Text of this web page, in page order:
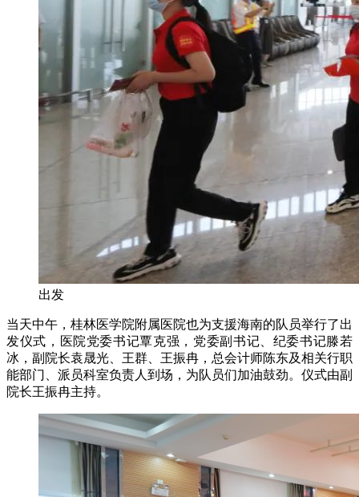
出发
当天中午，桂林医学院附属医院也为支援海南的队员举行了出
发仪式，医院党委书记覃克强，党委副书记、纪委书记滕若
冰，副院长袁晟光、王群、王振冉，总会计师陈东及相关行职
能部门、派员科室负责人到场，为队员们加油鼓劲。仪式由副
院长王振冉主持。